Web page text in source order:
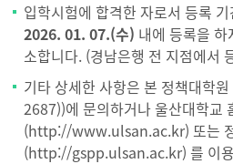
입학시험에 합격한 자로서 등록 기
2026. 01. 07.(수) 내에 등록을
소합니다. (경남은행 전 지점에서
기타 상세한 사항은 본 정책대학
2687))에 문의하거나 울산대학교
(http://www.ulsan.ac.kr) 또는
(http://gspp.ulsan.ac.kr) 를 이